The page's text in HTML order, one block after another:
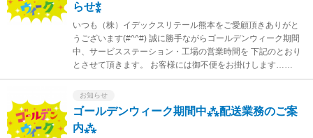
らせ⁑
いつも（株）イデックスリテール熊本をご愛顧頂きありがと
うございます(#^^#) 誠に勝手ながらゴールデンウィーク期間
中、サービスステーション・工場の営業時間を 下記のとおり
とさせて頂きます。 お客様には御不便をお掛けします……
お知らせ
ゴールデンウィーク期間中⁂配送業務のご案
内⁂